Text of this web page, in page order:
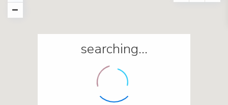
searching...